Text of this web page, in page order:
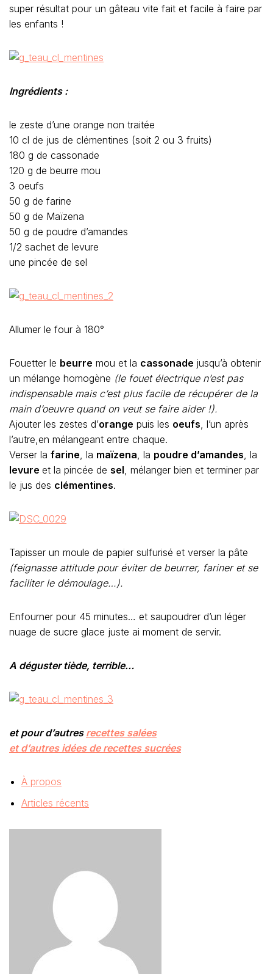
super résultat pour un gâteau vite fait et facile à faire par
les enfants !
Ingrédients :
le zeste d’une orange non traitée
10 cl de jus de clémentines (soit 2 ou 3 fruits)
180 g de cassonade
120 g de beurre mou
3 oeufs
50 g de farine
50 g de Maïzena
50 g de poudre d’amandes
1/2 sachet de levure
une pincée de sel
Allumer le four à 180°
Fouetter le beurre mou et la cassonade jusqu’à obtenir
un mélange homogène (le fouet électrique n’est pas
indispensable mais c’est plus facile de récupérer de la
main d’oeuvre quand on veut se faire aider !).
Ajouter les zestes d’orange puis les oeufs, l’un après
l’autre,en mélangeant entre chaque.
Verser la farine, la maïzena, la poudre d’amandes, la
levure et la pincée de sel, mélanger bien et terminer par
le jus des clémentines.
Tapisser un moule de papier sulfurisé et verser la pâte
(feignasse attitude pour éviter de beurrer, fariner et se
faciliter le démoulage…).
Enfourner pour 45 minutes… et saupoudrer d’un léger
nuage de sucre glace juste ai moment de servir.
A déguster tiède, terrible…
et pour d’autres recettes salées
et d’autres idées de recettes sucrées
À propos
Articles récents